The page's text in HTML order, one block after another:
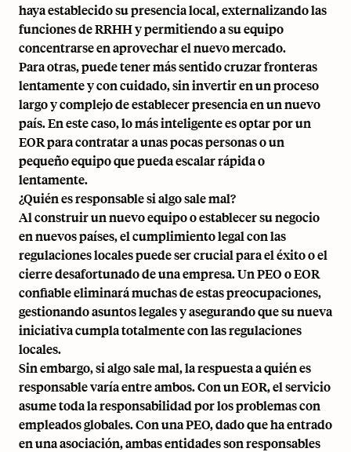
haya establecido su presencia local, externalizando las
funciones de RRHH y permitiendo a su equipo
concentrarse en aprovechar el nuevo mercado.
Para otras, puede tener más sentido cruzar fronteras
lentamente y con cuidado, sin invertir en un proceso
largo y complejo de establecer presencia en un nuevo
país. En este caso, lo más inteligente es optar por un
EOR para contratar a unas pocas personas o un
pequeño equipo que pueda escalar rápida o
lentamente.
¿Quién es responsable si algo sale mal?
Al construir un nuevo equipo o establecer su negocio
en nuevos países, el cumplimiento legal con las
regulaciones locales puede ser crucial para el éxito o el
cierre desafortunado de una empresa. Un PEO o EOR
confiable eliminará muchas de estas preocupaciones,
gestionando asuntos legales y asegurando que su nueva
iniciativa cumpla totalmente con las regulaciones
locales.
Sin embargo, si algo sale mal, la respuesta a quién es
responsable varía entre ambos. Con un EOR, el servicio
asume toda la responsabilidad por los problemas con
empleados globales. Con una PEO, dado que ha entrado
en una asociación, ambas entidades son responsables